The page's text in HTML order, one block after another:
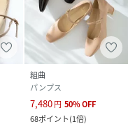
組曲
パンプス
7,480円 50%OFF
68ポイント(1倍)